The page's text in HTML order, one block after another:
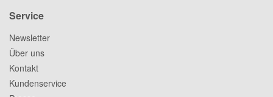
Service
Newsletter
Über uns
Kontakt
Kundenservice